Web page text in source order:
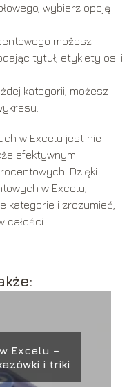
wybierz opcję
możesz
tytuł, etykiety osi i
kategorii, możesz
w Excelu jest nie
efektywnym
Dzięki
w Excelu,
kategorie i zrozumieć,
całości.
Excelu –
i triki